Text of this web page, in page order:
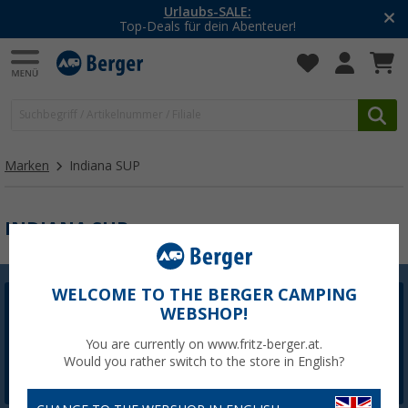
Urlaubs-SALE:
Top-Deals für dein Abenteuer!
Marken Indiana SUP
INDIANA SUP
Berger Newsletter
5,- € Willkommensgutschein sichern
WELCOME TO THE BERGER CAMPING
WEBSHOP!
You are currently on www.fritz-berger.at.
Would you rather switch to the store in English?